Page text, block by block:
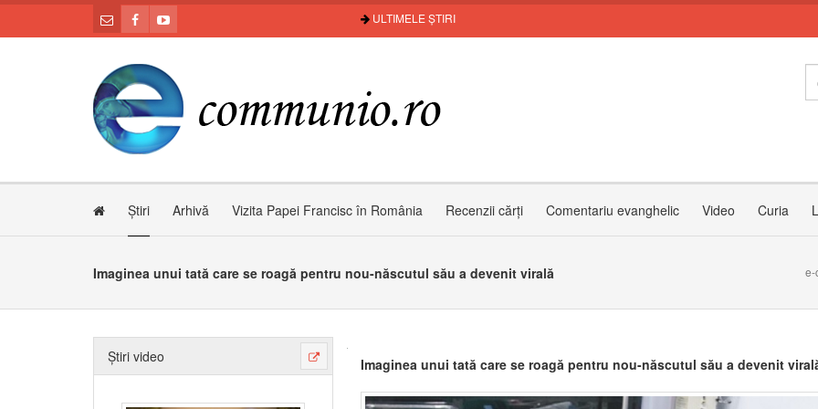
ULTIMELE ȘTIRI
Știri Arhivă Vizita Papei Francisc în România Recenzii cărți Comentariu evanghelic Video Curia
Imaginea unui tată care se roagă pentru nou-născutul său a devenit virală e-
Știri video Imaginea unui tată care se roagă pentru nou-născutul său a devenit